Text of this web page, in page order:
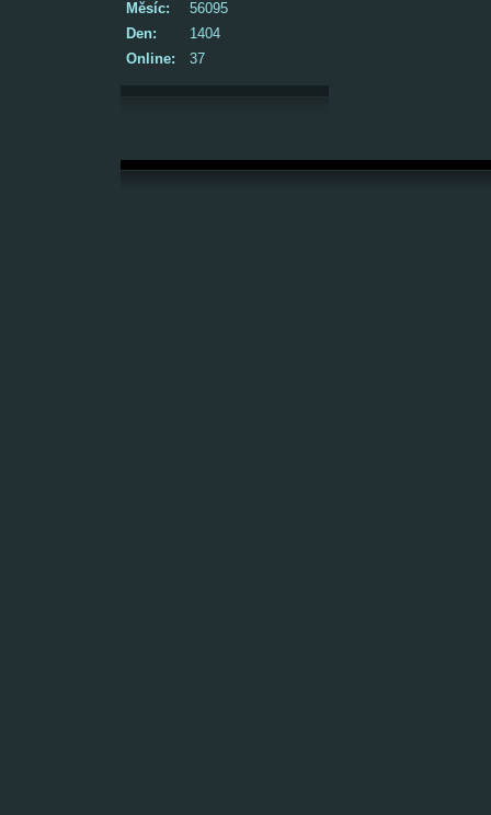
Online: 37
Měsíc:
56095
Den:
1404